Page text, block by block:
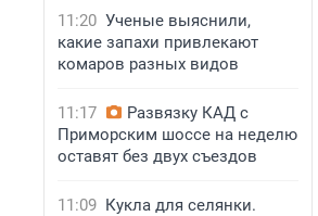
11:20 Ученые выяснили,
какие запахи привлекают
комаров разных видов
11:17
Развязку КАД с
Приморским шоссе на неделю
оставят без двух съездов
11:09 Кукла для селянки.